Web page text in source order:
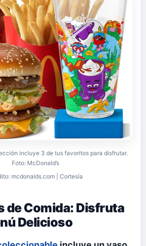
incluye 3 de tus favoritos para disfrutar.
Foto: McDonald’s
mcdonalds.com | Cortesía
de Comida: Disfruta
Delicioso